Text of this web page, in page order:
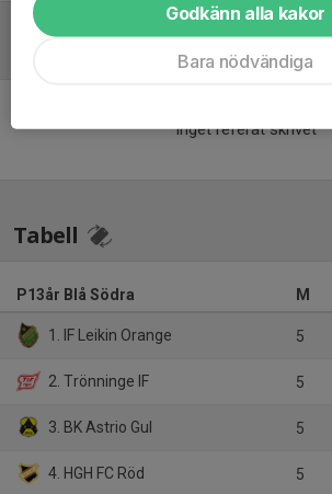
Inget referat skrivet
Tabell
P13år Blå Södra M
1. IF Leikin Orange 5
2. Trönninge IF 5
3. BK Astrio Gul 5
4. HGH FC Röd 5
Godkänn alla kakor
Bara nödvändiga